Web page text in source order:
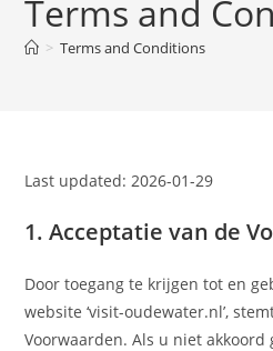
Terms and
> Terms and Conditions
Last updated: 2026-01-29
1. Acceptatie van de
Door toegang te krijgen tot en
website ‘visit-oudewater.nl’,
Voorwaarden. Als u niet akkoord